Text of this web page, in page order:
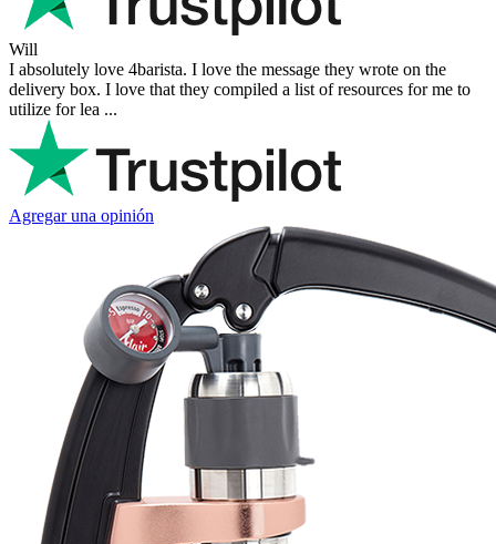
Will
I absolutely love 4barista. I love the message they wrote on the
delivery box. I love that they compiled a list of resources for me to
utilize for lea ...
Agregar una opinión